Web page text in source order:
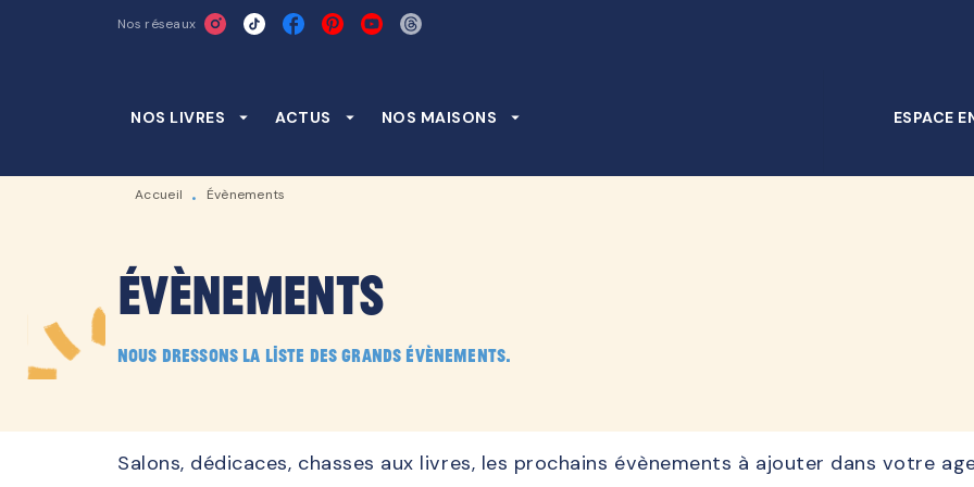
RECHERCHE CONTENU
Nos réseaux
NOS LIVRES arrow_drop_down ACTUS arrow_drop_down NOS MAISONS arrow_drop_down ESPACE
Accueil • Évènements
Évènements
Nous dressons la liste des grands évènements.
Salons, dédicaces, chasses aux livres, les prochains évènements à ajouter dans votre